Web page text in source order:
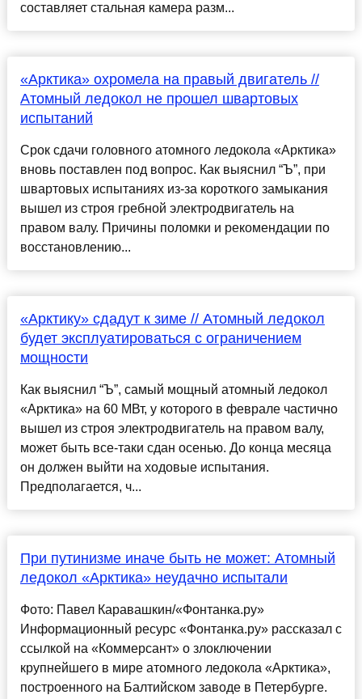
составляет стальная камера разм...
«Арктика» охромела на правый двигатель //
Атомный ледокол не прошел швартовых
испытаний
Срок сдачи головного атомного ледокола «Арктика»
вновь поставлен под вопрос. Как выяснил “Ъ”, при
швартовых испытаниях из-за короткого замыкания
вышел из строя гребной электродвигатель на
правом валу. Причины поломки и рекомендации по
восстановлению...
«Арктику» сдадут к зиме // Атомный ледокол
будет эксплуатироваться с ограничением
мощности
Как выяснил “Ъ”, самый мощный атомный ледокол
«Арктика» на 60 МВт, у которого в феврале частично
вышел из строя электродвигатель на правом валу,
может быть все-таки сдан осенью. До конца месяца
он должен выйти на ходовые испытания.
Предполагается, ч...
При путинизме иначе быть не может: Атомный
ледокол «Арктика» неудачно испытали
Фото: Павел Каравашкин/«Фонтанка.ру»
Информационный ресурс «Фонтанка.ру» рассказал с
ссылкой на «Коммерсант» о злоключении
крупнейшего в мире атомного ледокола «Арктика»,
построенного на Балтийском заводе в Петербурге.